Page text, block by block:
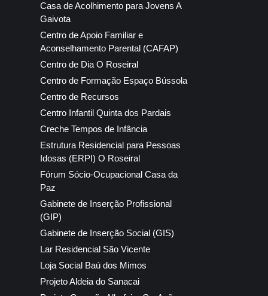
Casa de Acolhimento para Jovens A
Gaivota
Centro de Apoio Familiar e
Aconselhamento Parental (CAFAP)
Centro de Dia O Roseiral
Centro de Formação Espaço Bússola
Centro de Recursos
Centro Infantil Quinta dos Pardais
Creche Tempos de Infância
Estrutura Residencial para Pessoas
Idosas (ERPI) O Roseiral
Fórum Sócio-Ocupacional Casa da
Paz
Gabinete de Inserção Profissional
(GIP)
Gabinete de Inserção Social (GIS)
Lar Residencial São Vicente
Loja Social Baú dos Mimos
Projeto Aldeia do Sanacai